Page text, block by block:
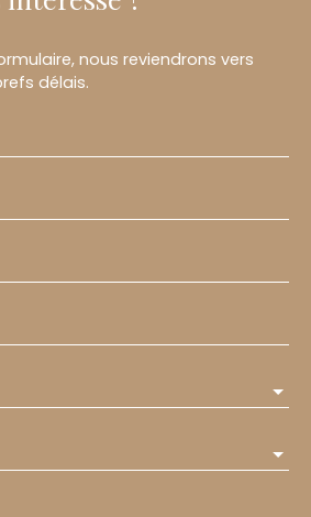
nous reviendrons vers
délais.